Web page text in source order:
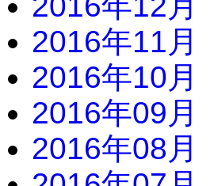
2016年11月
2016年10月
2016年09月
2016年08月